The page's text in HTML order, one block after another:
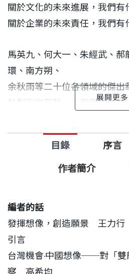
關於文化的未來進展，我們有
關於企業的未來責任，我們有
馬英九、何大一、朱經武、郝
環、南方朔、
余秋雨等二十位各領域的傑出
針對兩岸互動、台灣發展、市
從所屬的專業領域出發，分享
勾勒兩岸華人的想像地圖，提
目錄 序言
作者簡介
編者的話
發揮想像，創造願景 王力行
引言
台灣機會‧中國想像──對「雙